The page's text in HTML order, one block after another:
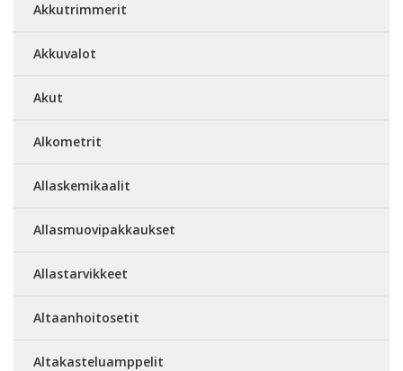
Akkutrimmerit
Akkuvalot
Akut
Alkometrit
Allaskemikaalit
Allasmuovipakkaukset
Allastarvikkeet
Altaanhoitosetit
Altakasteluamppelit